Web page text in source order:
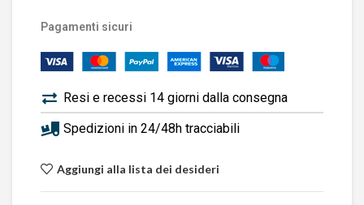
Pagamenti sicuri
Resi e recessi 14 giorni dalla consegna
Spedizioni in 24/48h tracciabili
Aggiungi alla lista dei desideri